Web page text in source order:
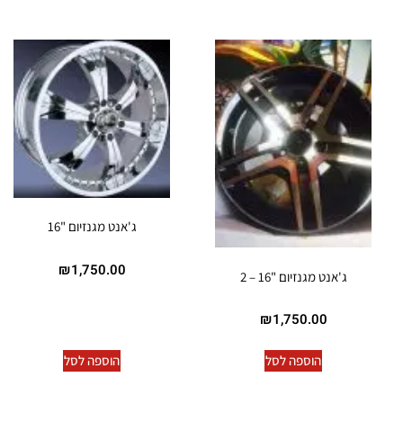
ג'אנט מגנזיום "16 – 2
₪1,750.00
הוספה לסל
ג'אנט מגנזיום "16
₪1,750.00
הוספה לסל